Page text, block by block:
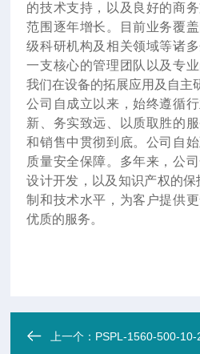
的技术支持，以及良好的商
范围逐年增长。目前业务覆
级科研机构及相关领域等诸
一支核心的管理团队以及专
我们在设备的拓展应用及自主
公司自成立以来，始终遵循
新、务实致远、以质取胜的
和销售中贯彻到底。公司自
质量安全保障。多年来，公
设计开发，以及知识产权的
制和技术水平，为客户提供
优质的服务。
上一个： PSPL-1560-500-10-200-PM-